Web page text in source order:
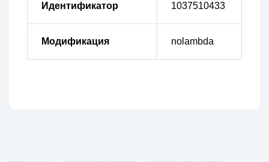
Идентификатор 1037510433
Модификация nolambda